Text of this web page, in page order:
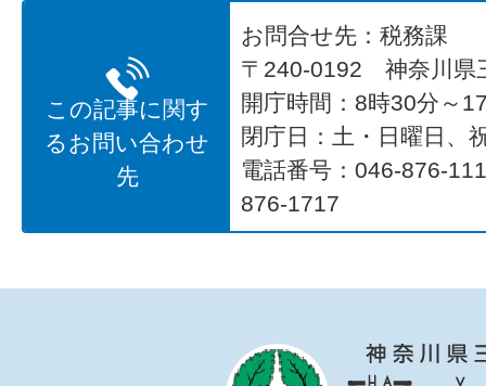
この記事に関す
るお問い合わせ
先
お問合せ先：税務課
〒240-0192 神奈川県
開庁時間：8時30分～
閉庁日：土・日曜日、
電話番号：046-876-
876-1717